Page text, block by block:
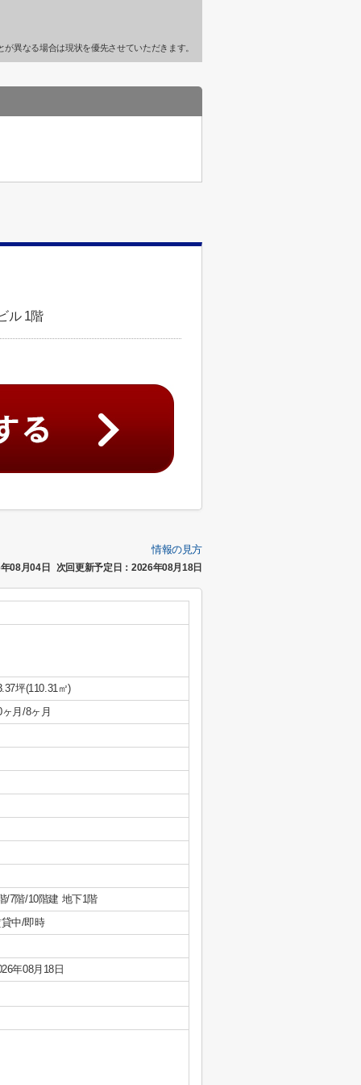
異なる場合は現状を優先させていただきます。
ル 1階
情報の見方
08月04日 次回更新予定日：2026年08月18日
坪(110.31㎡)
ヶ月/8ヶ月
/7階/10階建 地下1階
中/即時
年08月18日